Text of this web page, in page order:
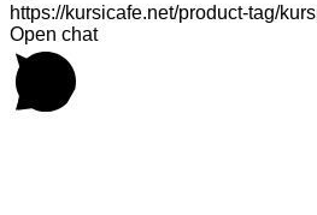
https://kursicafe.net/product-tag/
Open chat